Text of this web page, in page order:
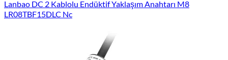
Lanbao DC 2 Kablolu Endüktif Yaklaşım Anahtarı M8
LR08TBF15DLC Nc